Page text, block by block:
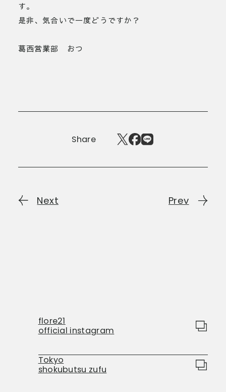
す。
是非、気合いで一度どうですか？
葛西営業部 おつ
Share
Next Prev
flore21
official instagram
Tokyo
shokubutsu zufu